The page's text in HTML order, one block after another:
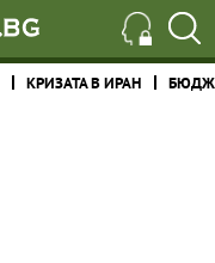
КРИЗАТА В ИРАН